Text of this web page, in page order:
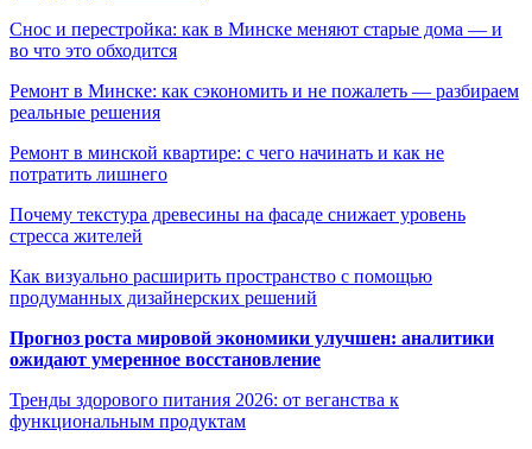
Снос и перестройка: как в Минске меняют старые дома — и
во что это обходится
Ремонт в Минске: как сэкономить и не пожалеть — разбираем
реальные решения
Ремонт в минской квартире: с чего начинать и как не
потратить лишнего
Почему текстура древесины на фасаде снижает уровень
стресса жителей
Как визуально расширить пространство с помощью
продуманных дизайнерских решений
Прогноз роста мировой экономики улучшен: аналитики
ожидают умеренное восстановление
Тренды здорового питания 2026: от веганства к
функциональным продуктам